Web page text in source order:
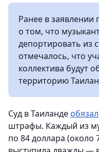
Ранее в заявлении
о том, что
депортировать из
отмечалось, что
коллектива будут
территорию
Суд в Таиланде обязал
штрафы. Каждый из
по 84 доллара (около